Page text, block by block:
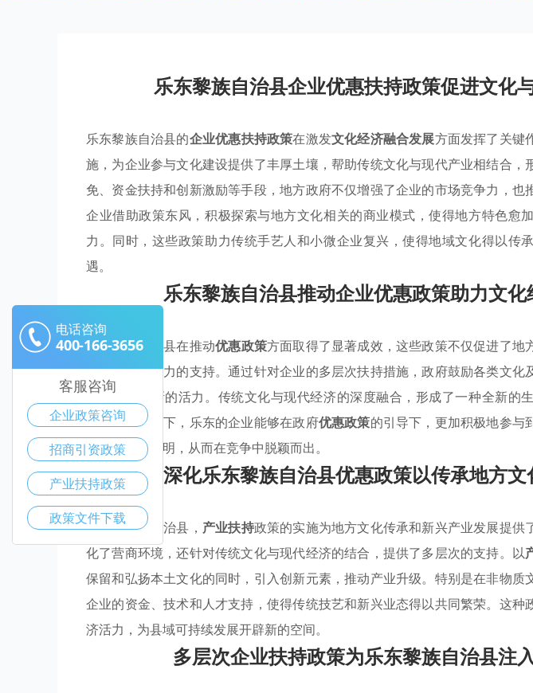
乐东黎族自治县企业优惠扶持政策促进文化
乐东黎族自治县的企业优惠扶持政策在激发文化经济融合发展方面发挥了关键
施，为企业参与文化建设提供了丰厚土壤，帮助传统文化与现代产业相结合，
免、资金扶持和创新激励等手段，地方政府不仅增强了企业的市场竞争力，也
企业借助政策东风，积极探索与地方文化相关的商业模式，使得地方特色愈
力。同时，这些政策助力传统手艺人和小微企业复兴，使得地域文化得以传
遇。
乐东黎族自治县推动企业优惠政策助力文
乐东黎族自治县在推动优惠政策方面取得了显著成效，这些政策不仅促进了地
展提供了强有力的支持。通过针对企业的多层次扶持措施，政府鼓励各类文化
经济注入了新的活力。传统文化与现代经济的深度融合，形成了一种全新的
才。在此背景下，乐东的企业能够在政府优惠政策的引导下，更加积极地参与
方特色更加鲜明，从而在竞争中脱颖而出。
深化乐东黎族自治县优惠政策以传承地方
在乐东黎族自治县， 产业扶持政策的实施为地方文化传承和新兴产业发展提供
化了营商环境，还针对传统文化与现代经济的结合，提供了多层次的支持。以
保留和弘扬本土文化的同时，引入创新元素，推动产业升级。特别是在非物质
企业的资金、技术和人才支持，使得传统技艺和新兴业态得以共同繁荣。这种
济活力，为县域可持续发展开辟新的空间。
多层次企业扶持政策为乐东黎族自治县注
电话咨询
400-166-3656
客服咨询
企业政策咨询
招商引资政策
产业扶持政策
政策文件下载